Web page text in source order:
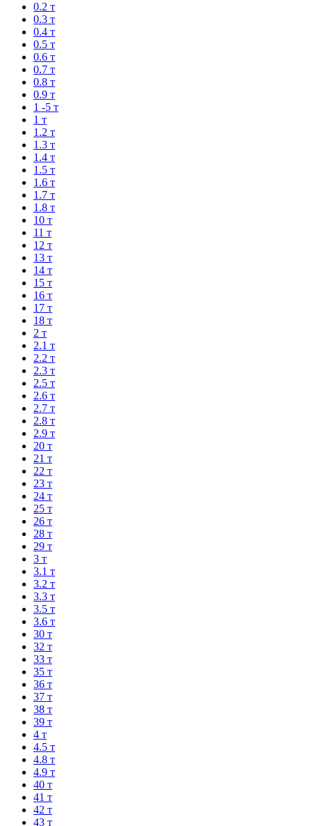
0.2 т
0.3 т
0.4 т
0.5 т
0.6 т
0.7 т
0.8 т
0.9 т
1 -5 т
1 т
1.2 т
1.3 т
1.4 т
1.5 т
1.6 т
1.7 т
1.8 т
10 т
11 т
12 т
13 т
14 т
15 т
16 т
17 т
18 т
2 т
2.1 т
2.2 т
2.3 т
2.5 т
2.6 т
2.7 т
2.8 т
2.9 т
20 т
21 т
22 т
23 т
24 т
25 т
26 т
28 т
29 т
3 т
3.1 т
3.2 т
3.3 т
3.5 т
3.6 т
30 т
32 т
33 т
35 т
36 т
37 т
38 т
39 т
4 т
4.5 т
4.8 т
4.9 т
40 т
41 т
42 т
43 т